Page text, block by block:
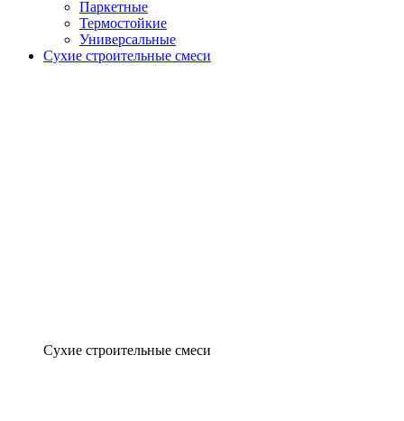
Паркетные
Термостойкие
Универсальные
Сухие строительные смеси
Сухие строительные смеси